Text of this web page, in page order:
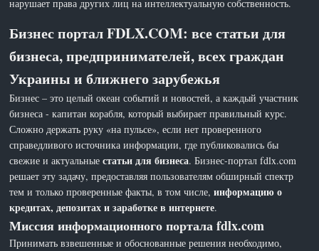
нарушает права других лиц на интеллектуальную собственность.
Бизнес портал FDLX.COM: все статьи для
бизнеса, предпринимателей, всех граждан
Украины и ближнего зарубежья
Бизнес – это целый океан событий и новостей, а каждый участник
бизнеса - капитан корабля, который выбирает правильный курс.
Сложно держать руку «на пульсе», если нет проверенного
справедливого источника информации, где публиковались бы
свежие и актуальныестатьи для бизнеса. Бизнес-портал fdlx.com
решает эту задачу, предоставляя пользователям обширный спектр
тем и только проверенные факты, в том числе,информацию о
кредитах, депозитах и заработке в интернете.
Миссия информационного портала fdlx.com
Принимать взвешенные и обоснованные решения необходимо,